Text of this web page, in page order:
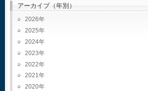
アーカイブ（年別）
2026
2025
2024
2023
2022
2021
2020